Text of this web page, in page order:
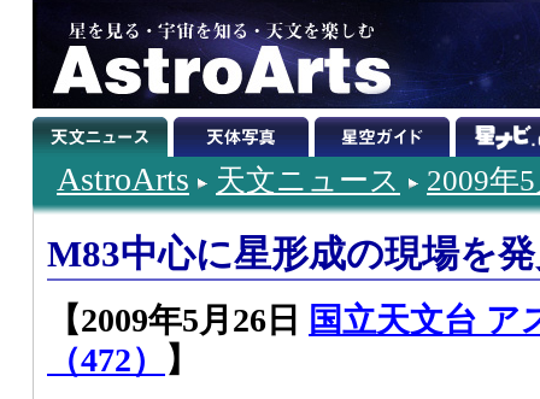
AstroArts 天文ニュース 2009年
M83中心に星形成の現場を
【2009年5月26日
国立天文台 ア
（472）
】